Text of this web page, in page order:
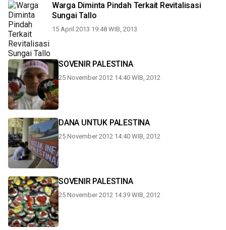
Warga Diminta Pindah Terkait Revitalisasi
Sungai Tallo
15 April 2013 19:48 WIB, 2013
SOVENIR PALESTINA
25 November 2012 14:40 WIB, 2012
DANA UNTUK PALESTINA
25 November 2012 14:40 WIB, 2012
SOVENIR PALESTINA
25 November 2012 14:39 WIB, 2012